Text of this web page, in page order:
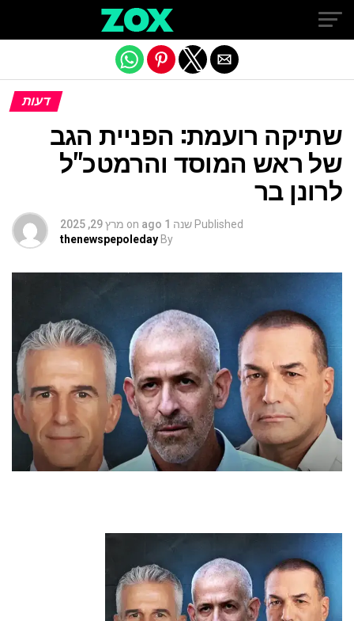
דעות
שתיקה רועמת: הפניית הגב
של ראש המוסד והרמטכ"ל
לרונן בר
Published שנה 1 ago on מרץ 29, 2025
By
thenewspepoleday
Exit mobile version